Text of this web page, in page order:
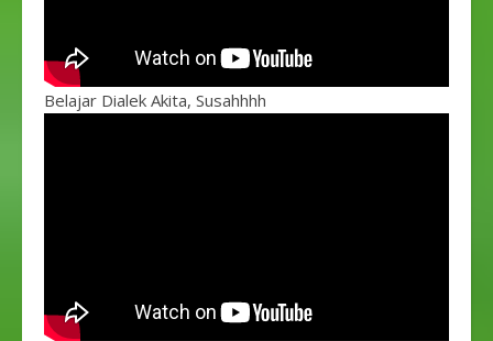
Belajar Dialek Akita, Susahhhh